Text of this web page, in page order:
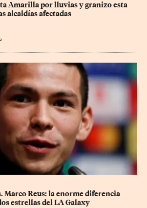
Amarilla por lluvias y granizo esta
alcaldías afectadas
Marco Reus: la enorme diferencia
estrellas del LA Galaxy